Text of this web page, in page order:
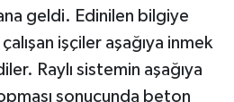
geldi. Edinilen bilgiye
işçiler aşağıya inmek
Raylı sistemin aşağıya
sonucunda beton